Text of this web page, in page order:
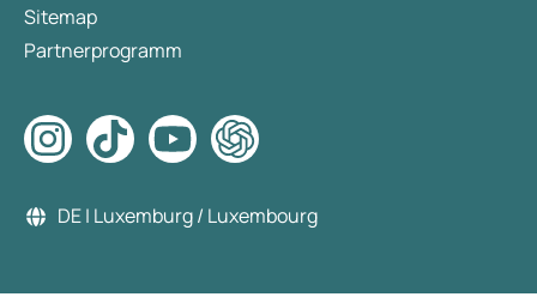
Sitemap
Partnerprogramm
DE | Luxemburg / Luxembourg